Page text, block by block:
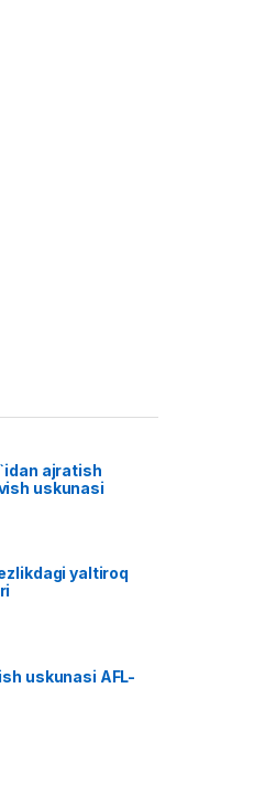
ajratish
uskunasi
yaltiroq
uskunasi AFL-